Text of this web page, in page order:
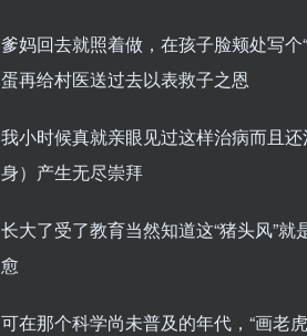
爹妈回去就照着做，在孩子脸颊处写
蛋再给村医送过去以表救子之恩
我小时候真就亲眼见过这样治病而且
身）产生无尽崇拜
长大了受了教育当然知道这“猪头风”
愈
可在那个科学尚未普及的年代，“画老虎